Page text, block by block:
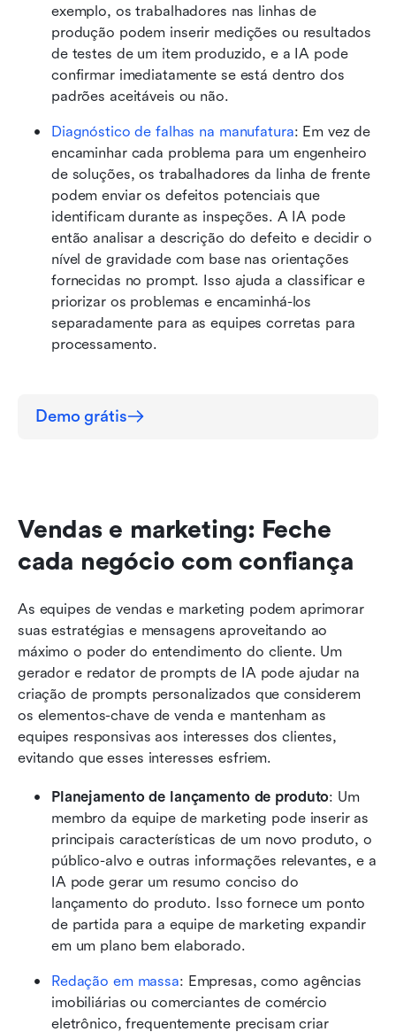
exemplo, os trabalhadores nas linhas de
produção podem inserir medições ou resultados
de testes de um item produzido, e a IA pode
confirmar imediatamente se está dentro dos
padrões aceitáveis ou não.
Diagnóstico de falhas na manufatura: Em vez de
encaminhar cada problema para um engenheiro
de soluções, os trabalhadores da linha de frente
podem enviar os defeitos potenciais que
identificam durante as inspeções. A IA pode
então analisar a descrição do defeito e decidir o
nível de gravidade com base nas orientações
fornecidas no prompt. Isso ajuda a classificar e
priorizar os problemas e encaminhá-los
separadamente para as equipes corretas para
processamento.
Demo grátis
Vendas e marketing: Feche
cada negócio com confiança
As equipes de vendas e marketing podem aprimorar
suas estratégias e mensagens aproveitando ao
máximo o poder do entendimento do cliente. Um
gerador e redator de prompts de IA pode ajudar na
criação de prompts personalizados que considerem
os elementos-chave de venda e mantenham as
equipes responsivas aos interesses dos clientes,
evitando que esses interesses esfriem.
Planejamento de lançamento de produto: Um
membro da equipe de marketing pode inserir as
principais características de um novo produto, o
público-alvo e outras informações relevantes, e a
IA pode gerar um resumo conciso do
lançamento do produto. Isso fornece um ponto
de partida para a equipe de marketing expandir
em um plano bem elaborado.
Redação em massa: Empresas, como agências
imobiliárias ou comerciantes de comércio
eletrônico, frequentemente precisam criar